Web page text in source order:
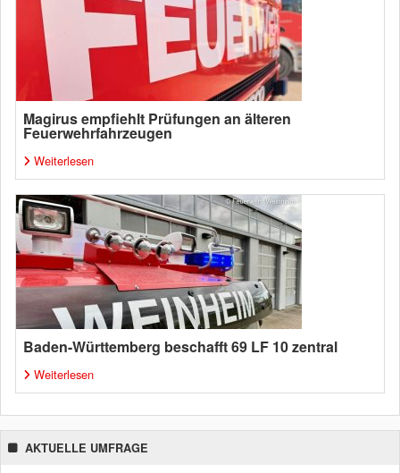
Magirus empfiehlt Prüfungen an älteren
Feuerwehrfahrzeugen
Weiterlesen
Baden-Württemberg beschafft 69 LF 10 zentral
Weiterlesen
AKTUELLE UMFRAGE